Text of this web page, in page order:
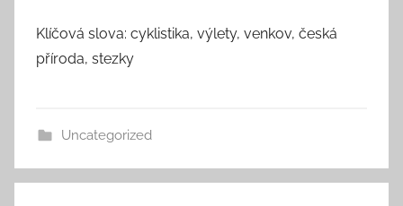
Klíčová slova: cyklistika, výlety, venkov, česká
příroda, stezky
Uncategorized